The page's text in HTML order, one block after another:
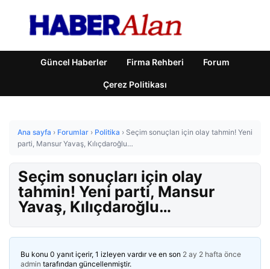
Güncel Haberler Firma Rehberi Forum
Çerez Politikası
Ana sayfa › Forumlar › Politika › Seçim sonuçları için olay tahmin! Yeni
parti, Mansur Yavaş, Kılıçdaroğlu…
Seçim sonuçları için olay
tahmin! Yeni parti, Mansur
Yavaş, Kılıçdaroğlu…
Bu konu 0 yanıt içerir, 1 izleyen vardır ve en son 2 ay 2 hafta önce
admin tarafından güncellenmiştir.